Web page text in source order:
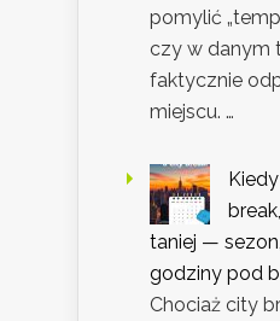
pomylić
czy w danym
faktycznie
miejscu. …
taniej —
godziny pod
Chociaż city